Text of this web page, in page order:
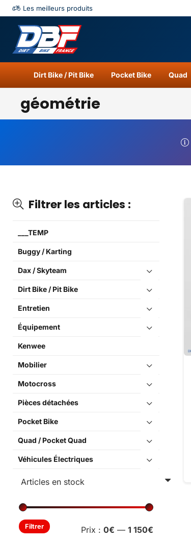
Les meilleurs produits
Dirt Bike / Pit Bike Pocket Bike Quad
géométrie
Filtrer les articles :
___TEMP
Buggy / Karting
Dax / Skyteam
Dirt Bike / Pit Bike
Entretien
Équipement
Kenwee
Mobilier
Motocross
Pièces détachées
Pocket Bike
Quad / Pocket Quad
Véhicules Électriques
Prix
Prix
Filtrer Prix : 0€ — 1 150€
Catégories